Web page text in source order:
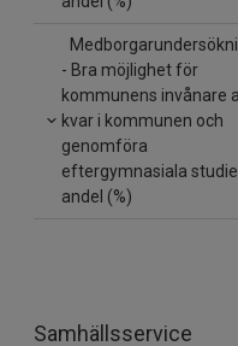
- Bra möjlighet för
kommunens invånare
kvar i kommunen och
genomföra
eftergymnasiala
andel (%)
Samhällsservice